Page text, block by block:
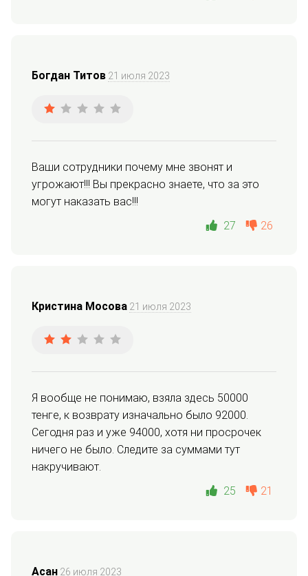
Богдан Титов 21 июля 2023
Ваши сотрудники почему мне звонят и
угрожают!!! Вы прекрасно знаете, что за это
могут наказать вас!!!
27
26
Кристина Мосова 21 июля 2023
Я вообще не понимаю, взяла здесь 50000
тенге, к возврату изначально было 92000.
Сегодня раз и уже 94000, хотя ни просрочек
ничего не было. Следите за суммами тут
накручивают.
25
21
Асан 26 июля 2023